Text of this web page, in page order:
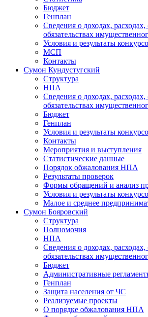
Бюджет
Генплан
Сведения о доходах,
обязательствах
Условия и результаты
МСП
Контакты
Сумон Кундустугский
Структура
НПА
Сведения о доходах,
обязательствах
Бюджет
Генплан
Условия и результаты
Контакты
Мероприятия и выступления
Статистические данные
Порядок обжалования НПА
Результаты проверок
Формы обращений и анализ
Условия и результаты
Малое и среднее
Сумон Бояровский
Структура
Полномочия
НПА
Сведения о доходах,
обязательствах
Бюджет
Административные
Генплан
Защита населения от ЧС
Реализуемые проекты
О порядке обжалования НПА